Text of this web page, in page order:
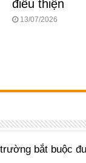
điều thiện
13/07/2026
bắt buộc